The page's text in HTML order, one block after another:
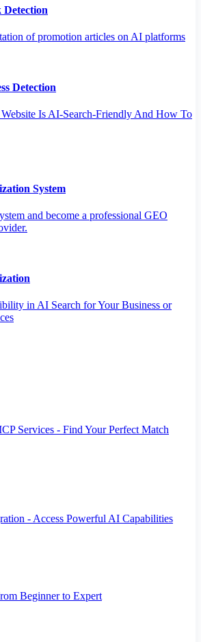
of promotion articles on AI platforms
Detection
Is AI-Search-Friendly And How To
System
and become a professional GEO
in AI Search for Your Business or
Services - Find Your Perfect Match
- Access Powerful AI Capabilities
Beginner to Expert